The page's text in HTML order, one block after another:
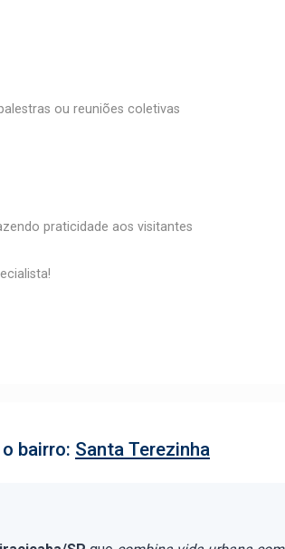
ou reuniões coletivas
praticidade aos visitantes
bairro: Santa Terezinha